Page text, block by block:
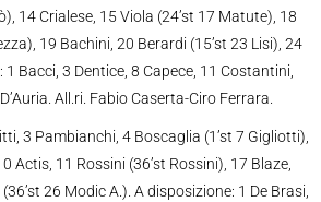
14 Crialese, 15 Viola (24’st 17 Matute), 18
19 Bachini, 20 Berardi (15’st 23 Lisi), 24
Bacci, 3 Dentice, 8 Capece, 11 Costantini,
All.ri. Fabio Caserta-Ciro Ferrara.
3 Pambianchi, 4 Boscaglia (1’st 7 Gigliotti),
Actis, 11 Rossini (36’st Rossini), 17 Blaze,
26 Modic A.). A disposizione: 1 De Brasi,